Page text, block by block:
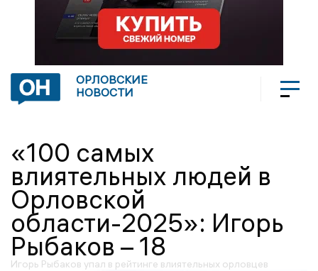
ОРЛОВСКИЕ
НОВОСТИ
«100 самых
влиятельных людей в
Орловской
области-2025»: Игорь
Рыбаков – 18
Игорь Рыбаков упал в рейтинге влиятельных орловцев